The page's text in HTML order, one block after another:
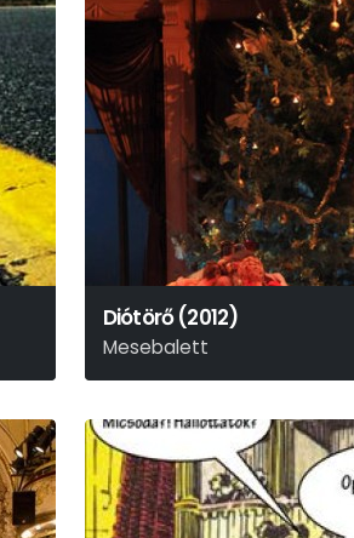
Diótörő (2012)
Mesebalett
P. I. Csajkovszkij